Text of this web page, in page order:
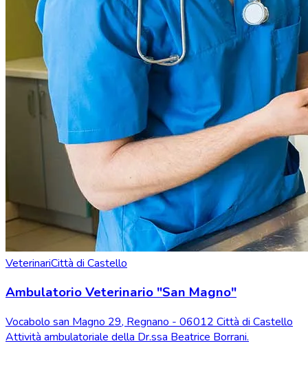
VeterinariCittà di Castello
Ambulatorio Veterinario "San Magno"
Vocabolo san Magno 29, Regnano - 06012 Città di Castello
Attività ambulatoriale della Dr.ssa Beatrice Borrani.